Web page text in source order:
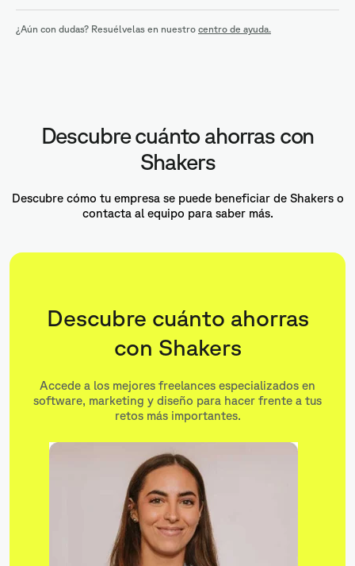
¿Aún con dudas? Resuélvelas en nuestro centro de ayuda.
Descubre cuánto ahorras con
Shakers
Descubre cómo tu empresa se puede beneficiar de Shakers o
contacta al equipo para saber más.
Descubre cuánto ahorras
con Shakers
Accede a los mejores freelances especializados en
software, marketing y diseño para hacer frente a tus
retos más importantes.